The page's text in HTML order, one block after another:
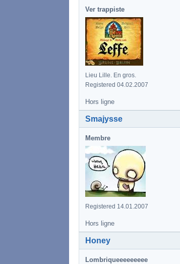
Ver trappiste
Lieu Lille. En gros.
Registered 04.02.2007
Hors ligne
Smajysse
Membre
Registered 14.01.2007
Hors ligne
Honey
Lombriqueeeeeeeee